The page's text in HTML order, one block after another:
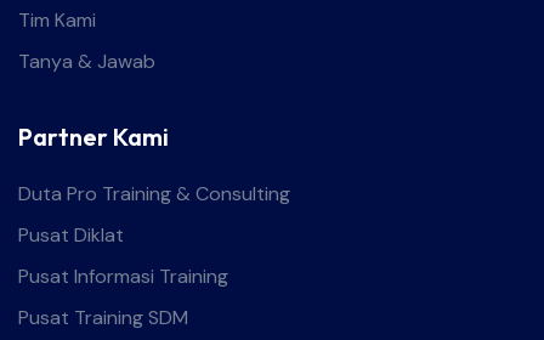
Tim Kami
Tanya & Jawab
Partner Kami
Duta Pro Training & Consulting
Pusat Diklat
Pusat Informasi Training
Pusat Training SDM